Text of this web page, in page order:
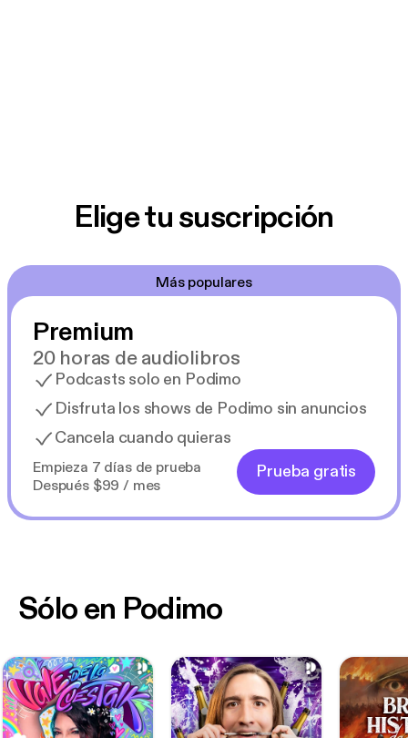
Elige tu suscripción
Más populares
Premium
20 horas de audiolibros
Podcasts solo en Podimo
Disfruta los shows de Podimo sin anuncios
Cancela cuando quieras
Empieza 7 días de prueba
Después $99 / mes
Prueba gratis
Sólo en Podimo